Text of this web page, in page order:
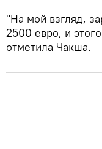
"На мой взгляд,
2500 евро, и
отметила Чакша.